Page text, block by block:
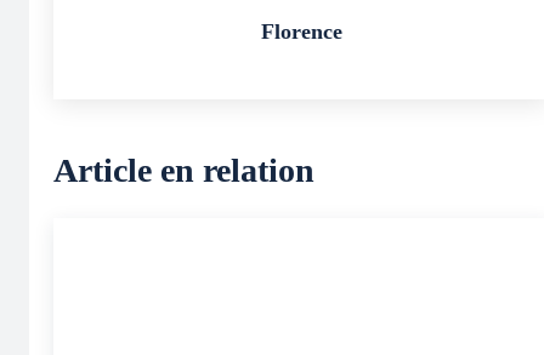
Florence
Article en relation